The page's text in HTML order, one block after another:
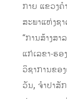
ກາຍ ແຂວງ
ສະພາແຫ່ງຊ
“ການສ້າງສ
ແກ່ເລຂາ-ຮອ
ວິຊາການຂອ
ວັນ, ຈຳປາສັ